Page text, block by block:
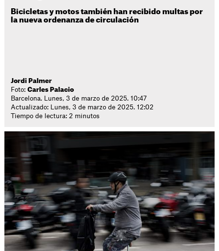
Bicicletas y motos también han recibido multas por
la nueva ordenanza de circulación
Jordi Palmer
Foto:Carles Palacio
Barcelona. Lunes, 3 de marzo de 2025. 10:47
Actualizado: Lunes, 3 de marzo de 2025. 12:02
Tiempo de lectura: 2 minutos